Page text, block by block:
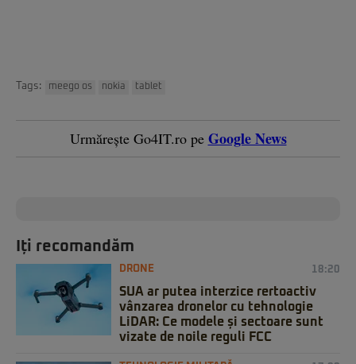
Tags: meego os nokia tablet
Urmărește Go4IT.ro pe Google News
Iți recomandăm
DRONE 18:20
SUA ar putea interzice rertoactiv
vânzarea dronelor cu tehnologie
LiDAR: Ce modele și sectoare sunt
vizate de noile reguli FCC